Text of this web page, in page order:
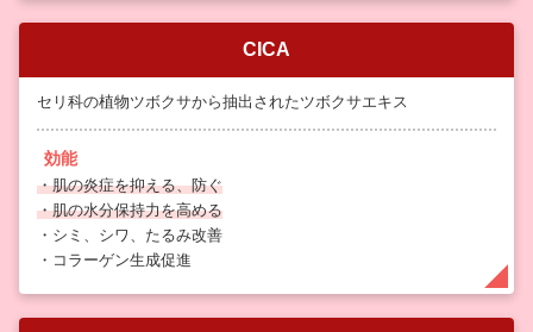
CICA
セリ科の植物ツボクサから抽出されたツボクサエキス
効能
・肌の炎症を抑える、防ぐ
・肌の水分保持力を高める
・シミ、シワ、たるみ改善
・コラーゲン生成促進